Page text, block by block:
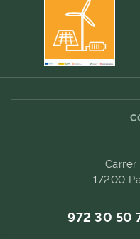
Carrer
17200
972 30 50